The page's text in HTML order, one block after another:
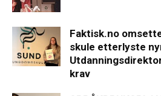
Faktisk.no
skule etterlyste
krav